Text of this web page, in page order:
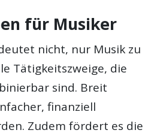
für Musiker
nicht, nur Musik zu
Tätigkeitszweige, die
sind. Breit
finanziell
Zudem fördert es die